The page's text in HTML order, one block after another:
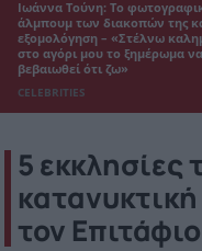
Ιωάννα Τούνη: Το
άλμπουμ των διακοπών της
εξομολόγηση – «Στέλνω
στο αγόρι μου το ξημέρωμα να
βεβαιωθεί ότι ζω»
CELEBRITIES
5 εκκλησίες
τον Επιτάφιο